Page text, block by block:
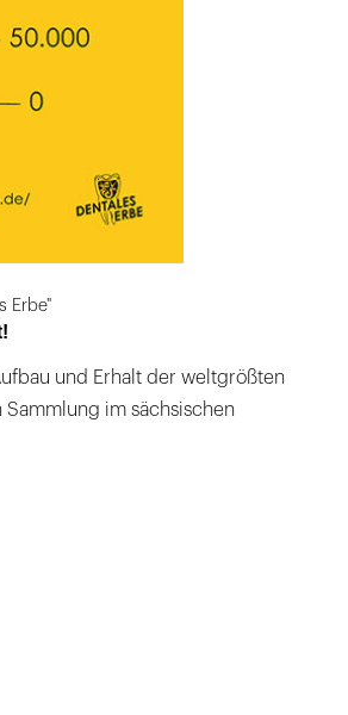
Erbe"
und Erhalt der weltgrößten
im sächsischen